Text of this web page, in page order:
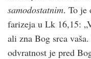
samodostatnim. To je
farizeja u Lk 16,15:
ali zna Bog srca
odvratnost je pred